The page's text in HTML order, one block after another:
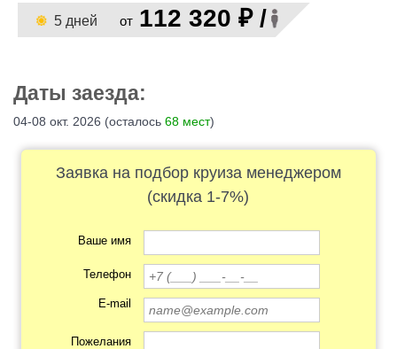
5 дней от 112 320 ₽ /
Даты заезда:
04-08 окт. 2026 (осталось 68 мест)
Заявка на подбор круиза менеджером
(скидка 1-7%)
Ваше имя
Телефон
E-mail
Пожелания